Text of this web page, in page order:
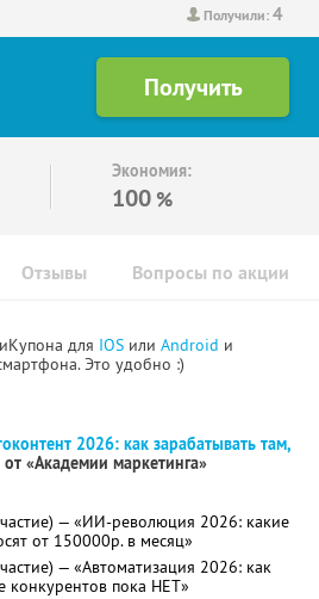
Получили:4
Экономия:
100 %
Отзывы Вопросы по акции
для IOS или Android и
Это удобно :)
2026: как зарабатывать там,
от «Академии маркетинга»
— «ИИ-революция 2026: какие
от 150000р. в месяц»
— «Автоматизация 2026: как
конкурентов пока НЕТ»